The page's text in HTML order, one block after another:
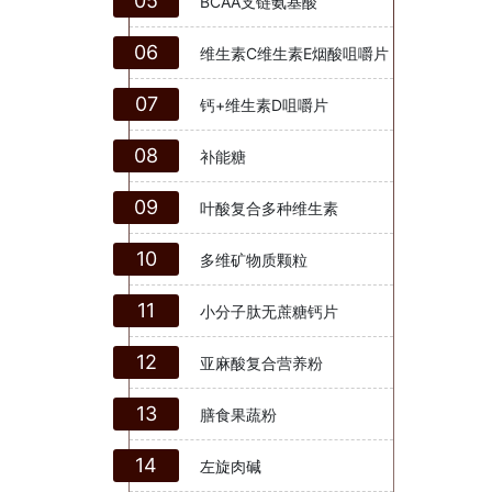
06 维生素C维生素E烟酸咀嚼片
07 钙+维生素D咀嚼片
08 补能糖
09 叶酸复合多种维生素
10 多维矿物质颗粒
11 小分子肽无蔗糖钙片
12 亚麻酸复合营养粉
13 膳食果蔬粉
14 左旋肉碱